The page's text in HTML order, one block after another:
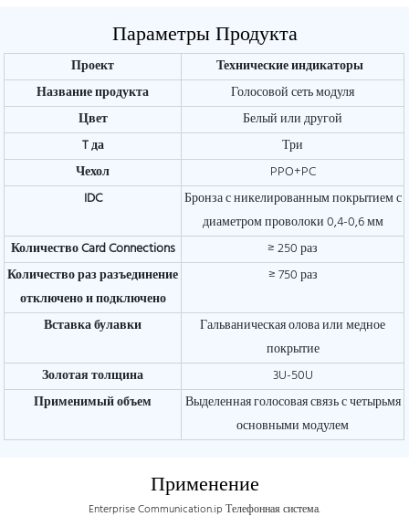
Параметры Продукта
Проект
Технические индикаторы
Название продукта
Голосовой сеть модуля
Цвет
Белый или другой
Tда
Три
Чехол
PPO+PC
IDC
Бронза с никелированным покрытием с
диаметром проволоки 0,4-0,6 мм
Количество Card Connections
≥ 250 раз
Количество раз разъединение
отключено и подключено
≥ 750 раз
Вставка булавки
Гальваническая олова или медное
покрытие
Золотая толщина
3U-50U
Применимый объем
Выделенная голосовая связь с четырьмя
основными модулем
Применение
Enterprise Communication.ip Телефонная система.